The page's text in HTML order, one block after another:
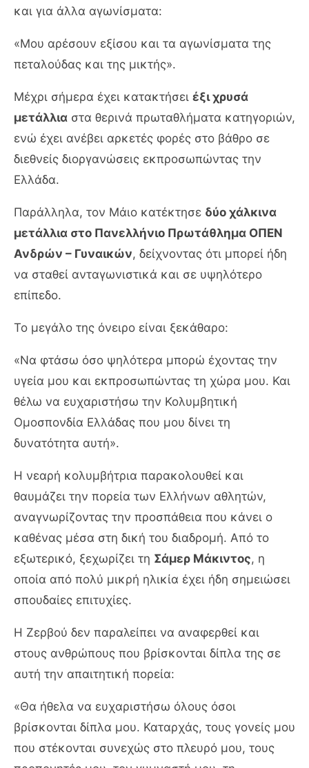
και για άλλα αγωνίσματα:
«Μου αρέσουν εξίσου και τα αγωνίσματα της
πεταλούδας και της μικτής».
Μέχρι σήμερα έχει κατακτήσει έξι χρυσά
μετάλλια στα θερινά πρωταθλήματα κατηγοριών,
ενώ έχει ανέβει αρκετές φορές στο βάθρο σε
διεθνείς διοργανώσεις εκπροσωπώντας την
Ελλάδα.
Παράλληλα, τον Μάιο κατέκτησε δύο χάλκινα
μετάλλια στο Πανελλήνιο Πρωτάθλημα ΟΠΕΝ
Ανδρών – Γυναικών, δείχνοντας ότι μπορεί ήδη
να σταθεί ανταγωνιστικά και σε υψηλότερο
επίπεδο.
Το μεγάλο της όνειρο είναι ξεκάθαρο:
«Να φτάσω όσο ψηλότερα μπορώ έχοντας την
υγεία μου και εκπροσωπώντας τη χώρα μου. Και
θέλω να ευχαριστήσω την Κολυμβητική
Ομοσπονδία Ελλάδας που μου δίνει τη
δυνατότητα αυτή».
Η νεαρή κολυμβήτρια παρακολουθεί και
θαυμάζει την πορεία των Ελλήνων αθλητών,
αναγνωρίζοντας την προσπάθεια που κάνει ο
καθένας μέσα στη δική του διαδρομή. Από το
εξωτερικό, ξεχωρίζει τη Σάμερ Μάκιντος, η
οποία από πολύ μικρή ηλικία έχει ήδη σημειώσει
σπουδαίες επιτυχίες.
Η Ζερβού δεν παραλείπει να αναφερθεί και
στους ανθρώπους που βρίσκονται δίπλα της σε
αυτή την απαιτητική πορεία:
«Θα ήθελα να ευχαριστήσω όλους όσοι
βρίσκονται δίπλα μου. Καταρχάς, τους γονείς μου
που στέκονται συνεχώς στο πλευρό μου, τους